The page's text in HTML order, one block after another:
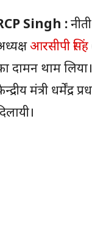
Singh :
आरसीपी सिंह
दामन थाम
मंत्री धर्मेंद्र